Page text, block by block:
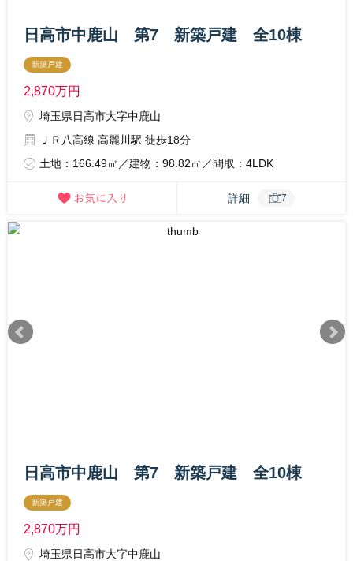
日高市中鹿山 第7 新築戸建 全10棟
新築戸建
2,870万円
埼玉県日高市大字中鹿山
ＪＲ八高線 高麗川駅 徒歩18分
土地：166.49㎡／建物：98.82㎡／間取：4LDK
詳細 7
日高市中鹿山 第7 新築戸建 全10棟
新築戸建
2,870万円
埼玉県日高市大字中鹿山